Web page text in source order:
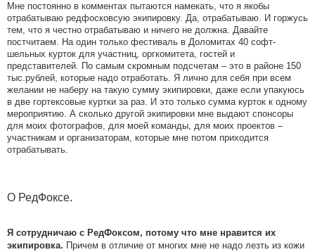
Мне постоянно в комментах пытаются намекать, что я якобы
отрабатываю редфосковсую экипировку. Да, отрабатываю. И горжусь
тем, что я честно отрабатываю и ничего не должна. Давайте
постчитаем. На один только фестиваль в Доломитах 40 софт-
шельных курток для участниц, оргкомитета, гостей и
представителей. По самым скромным подсчетам – это в районе 150
тыс.рублей, которые надо отработать. Я лично для себя при всем
желании не наберу на такую сумму экипировки, даже если упакуюсь
в две гортексовые куртки за раз. И это только сумма курток к одному
мероприятию. А сколько другой экипировки мне выдают спонсоры
для моих фотографов, для моей команды, для моих проектов –
участникам и организаторам, которые мне потом приходится
отрабатывать.
О РедФоксе.
Я сотрудничаю с РедФоксом, потому что мне нравится их
экипировка. Причем в отличие от многих мне не надо лезть из кожи